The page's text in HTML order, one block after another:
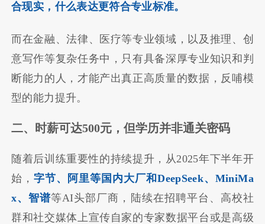
合现实，什么表达更符合专业标准。
而在金融、法律、医疗等专业领域，以及推理、创
意写作等复杂任务中，只有具备深厚专业知识和判
断能力的人，才能产出真正高质量的数据，反哺模
型的能力提升。
二、 时薪可达500元，但学历并非通关密码
随着后训练重要性的持续提升，从2025年下半年开
始，字节、阿里等国内大厂和DeepSeek、MiniMa
x、智谱等AI头部厂商，陆续在招聘平台、高校社
群和社交媒体上宣传自家的专家数据平台或是高级